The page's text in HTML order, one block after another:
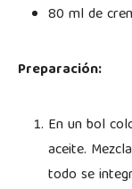
80 ml de
Preparación:
En un bol
aceite.
todo se